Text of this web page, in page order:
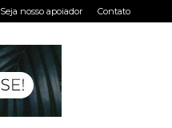
Seja nosso apoiador Contato